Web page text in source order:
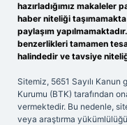
hazırladığımız makaleler
haber niteliği
paylaşım
benzerlikleri tamamen
halindedir ve tavsiye
Sitemiz, 5651 Sayılı
Kurumu (BTK) tarafından
vermektedir. Bu nedenle,
veya araştırma